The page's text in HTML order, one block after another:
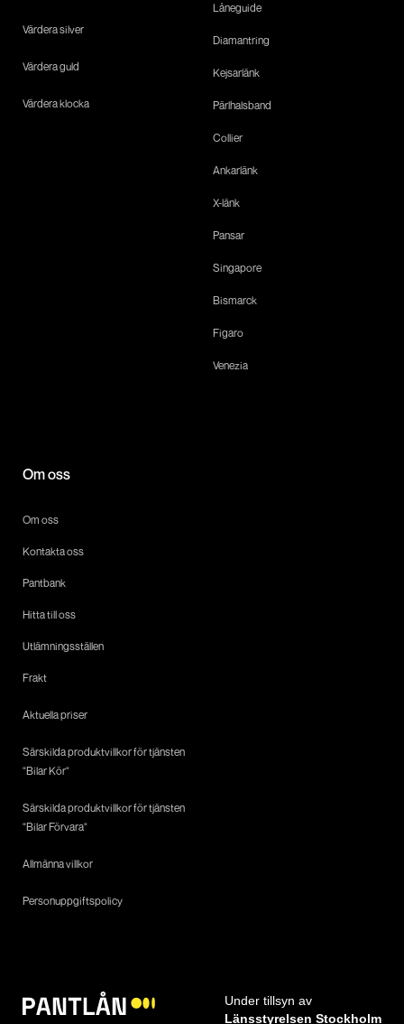
Värdera silver
Värdera guld
Värdera klocka
Låneguide
Diamantring
Kejsarlänk
Pärlhalsband
Collier
Ankarlänk
X-länk
Pansar
Singapore
Bismarck
Figaro
Venezia
Om oss
Om oss
Kontakta oss
Pantbank
Hitta till oss
Utlämningsställen
Frakt
Aktuella priser
Särskilda produktvillkor för tjänsten
"Bilar Kör"
Särskilda produktvillkor för tjänsten
"Bilar Förvara"
Allmänna villkor
Personuppgiftspolicy
Under tillsyn av
Länsstyrelsen Stockholm